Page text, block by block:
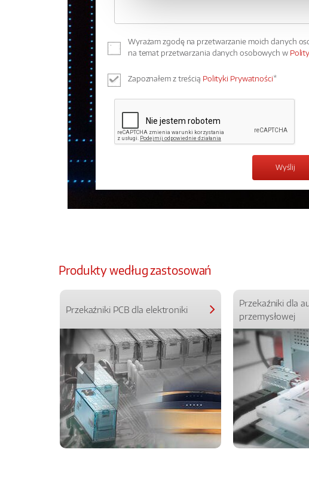
Wyrażam zgodę na przetwarzanie moich danych
na temat przetwarzania danych osobowych w
Zapoznałem z treścią Polityki Prywatności*
Produkty według zastosowań
Przekaźniki PCB dla elektroniki
Przekaźniki dla
przemysłowej